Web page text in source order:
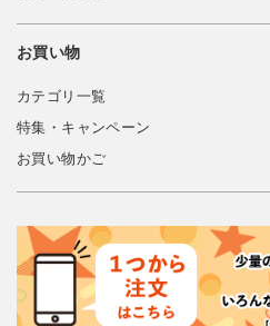
お買い物
カテゴリ一覧
特集・キャンペーン
お買い物かご